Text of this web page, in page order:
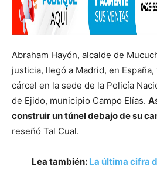
Abraham Hayón, alcalde de
justicia, llegó a Madrid, en
cárcel en la sede de la Policía
de Ejido, municipio Campo Elías.
construir un túnel debajo de su
reseñó Tal Cual.
Lea también: La última cifra